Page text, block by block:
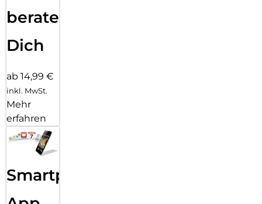
beraten
Dich
ab 14,99 €
inkl. MwSt.
Mehr
erfahren
Smartphone